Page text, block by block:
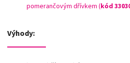
pomerančovým dřívkem (kód
Výhody: